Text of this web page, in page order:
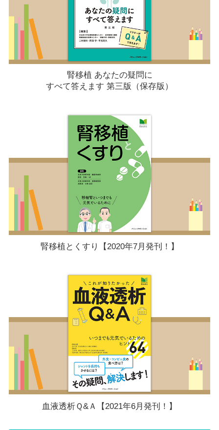
腎移植 あなたの疑問に
すべて答えます 第三版（保存版）
腎移植とくすり【2020年7月発刊！】
血液透析Ｑ&Ａ【2021年6月発刊！】